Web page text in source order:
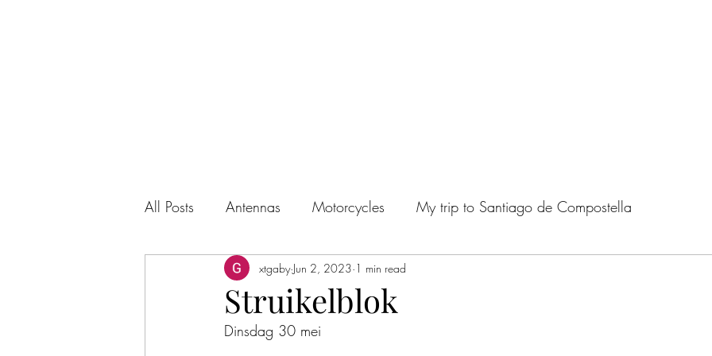
All Posts Antennas Motorcycles My trip to Santiago de Compostella
Struikelblok
xtgaby Jun 2, 2023 1 min read
Dinsdag 30 mei